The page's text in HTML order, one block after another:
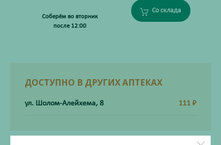
Соберём во вторник
после 12:00
Со склада
ДОСТУПНО В ДРУГИХ АПТЕКАХ
ул. Шолом-Алейхема, 8 111 ₽